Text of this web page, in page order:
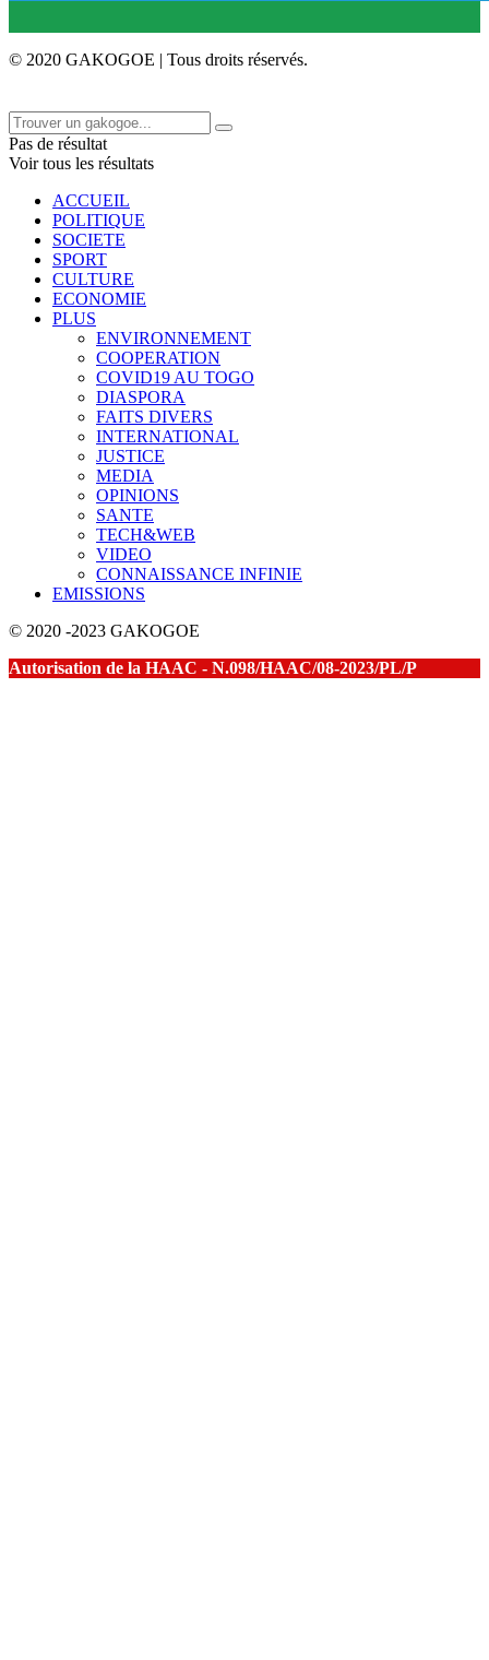
© 2020 GAKOGOE | Tous droits réservés.
Pas de résultat
Voir tous les résultats
ACCUEIL
POLITIQUE
SOCIETE
SPORT
CULTURE
ECONOMIE
PLUS
ENVIRONNEMENT
COOPERATION
COVID19 AU TOGO
DIASPORA
FAITS DIVERS
INTERNATIONAL
JUSTICE
MEDIA
OPINIONS
SANTE
TECH&WEB
VIDEO
CONNAISSANCE INFINIE
EMISSIONS
© 2020 -2023 GAKOGOE
Autorisation de la HAAC - N.098/HAAC/08-2023/PL/P